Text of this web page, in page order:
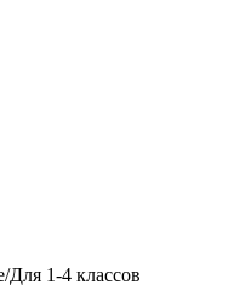
Для 1-4 классов